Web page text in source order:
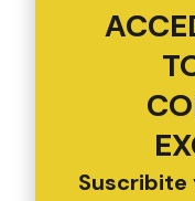
Suscribite